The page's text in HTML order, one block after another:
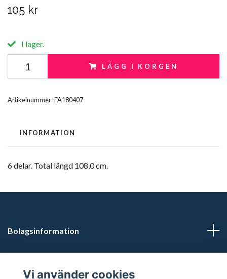
105 kr
I lager.
LÄGG I KORGEN
Artikelnummer:FA180407
INFORMATION
6 delar. Total längd 108,0 cm.
Bolagsinformation
Vi använder cookies